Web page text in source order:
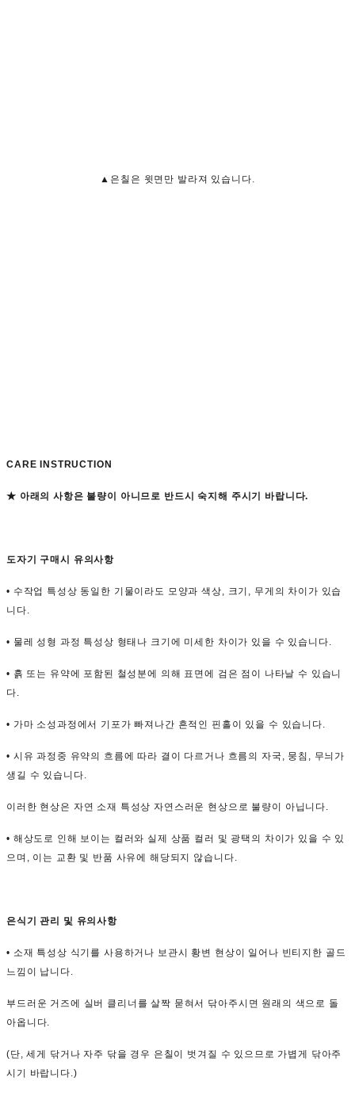
▲은칠은 윗면만 발라져 있습니다.
CARE INSTRUCTION
★ 아래의 사항은 불량이 아니므로 반드시 숙지해 주시기 바랍니다.
도자기 구매시 유의사항
• 수작업 특성상 동일한 기물이라도 모양과 색상, 크기, 무게의 차이가 있습
니다.
• 물레 성형 과정 특성상 형태나 크기에 미세한 차이가 있을 수 있습니다.
• 흙 또는 유약에 포함된 철성분에 의해 표면에 검은 점이 나타날 수 있습니
다.
• 가마 소성과정에서 기포가 빠져나간 흔적인 핀홀이 있을 수 있습니다.
• 시유 과정중 유약의 흐름에 따라 결이 다르거나 흐름의 자국, 뭉침, 무늬가
생길 수 있습니다.
이러한 현상은 자연 소재 특성상 자연스러운 현상으로 불량이 아닙니다.
• 해상도로 인해 보이는 컬러와 실제 상품 컬러 및 광택의 차이가 있을 수 있
으며, 이는 교환 및 반품 사유에 해당되지 않습니다.
은식기 관리 및 유의사항
• 소재 특성상 식기를 사용하거나 보관시 황변 현상이 일어나 빈티지한 골드
느낌이 납니다.
부드러운 거즈에 실버 클리너를 살짝 묻혀서 닦아주시면 원래의 색으로 돌
아옵니다.
(단, 세게 닦거나 자주 닦을 경우 은칠이 벗겨질 수 있으므로 가볍게 닦아주
시기 바랍니다.)